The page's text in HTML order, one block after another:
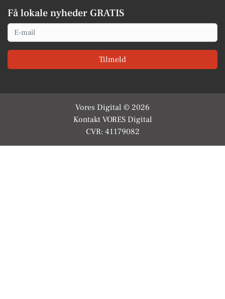
Få lokale nyheder GRATIS
Email
Tilmeld
Vores Digital © 2026
Kontakt VORES Digital
CVR: 41179082